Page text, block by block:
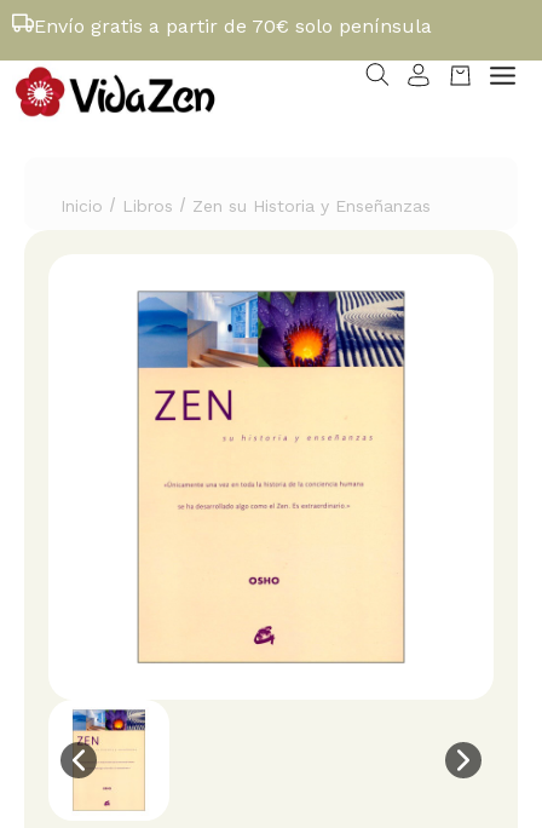
Envío gratis a partir de 70€ solo península
Inicio / Libros / Zen su Historia y Enseñanzas